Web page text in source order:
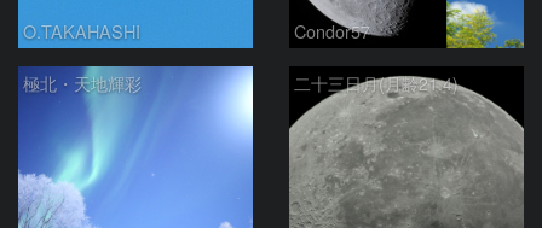
O.TAKAHASHI Condor57
極北・天地輝彩 二十三日月(月齢21.4)